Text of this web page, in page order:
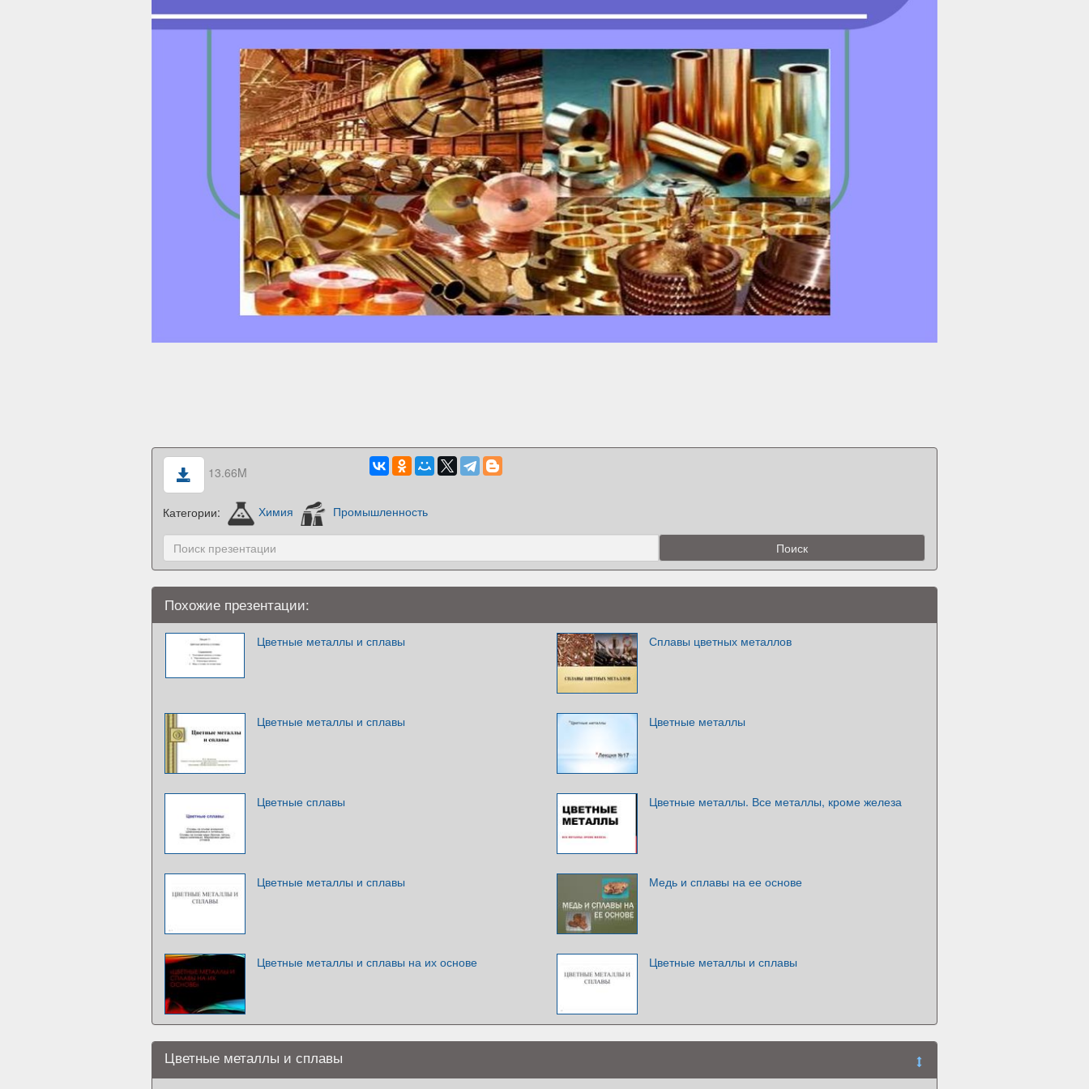
13.66M
Категории: Химия Промышленность
Похожие презентации:
Цветные металлы и сплавы Сплавы цветных металлов
Цветные металлы и сплавы Цветные металлы
Цветные сплавы Цветные металлы. Все металлы, кроме железа
Цветные металлы и сплавы Медь и сплавы на ее основе
Цветные металлы и сплавы на их основе Цветные металлы и сплавы
Цветные металлы и сплавы